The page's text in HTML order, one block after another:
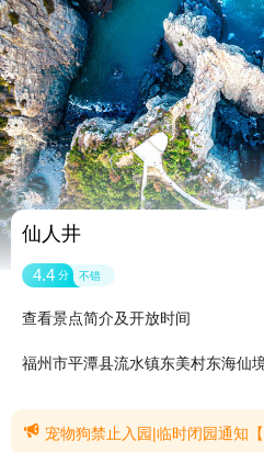
仙人井
4.4 分 不错
查看景点简介及开放时间
福州市平潭县流水镇东美村东海仙
 宠物狗禁止入园|临时闭园通知【宠物狗禁止入园】因景区的特殊性，为了安全考虑，宠物狗禁止入园。(提示有效期2026/4/21至2026/8/31)【临时闭园通知】受今年第13号台风“白海豚”影响，平潭沿海风力增强，为保障广大游客的旅游安全，景区于2026年8月7日18:00点起暂时关闭，具体开放时间将另行通知！请您密切关注气
